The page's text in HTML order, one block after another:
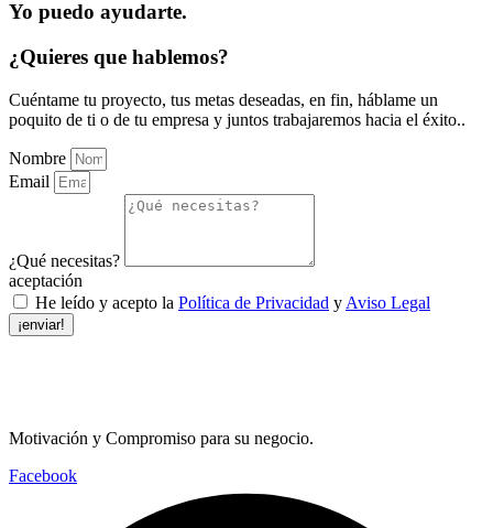
Yo puedo ayudarte.
¿Quieres que hablemos?
Cuéntame tu proyecto, tus metas deseadas, en fin, háblame un
poquito de ti o de tu empresa y juntos trabajaremos hacia el éxito..
Nombre
Email
¿Qué necesitas?
aceptación
He leído y acepto la Política de Privacidad y Aviso Legal
¡enviar!
Motivación y Compromiso para su negocio.
Facebook